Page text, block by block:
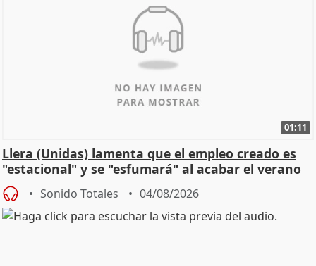
01:11
Llera (Unidas) lamenta que el empleo creado es
"estacional" y se "esfumará" al acabar el verano
Sonido Totales 04/08/2026